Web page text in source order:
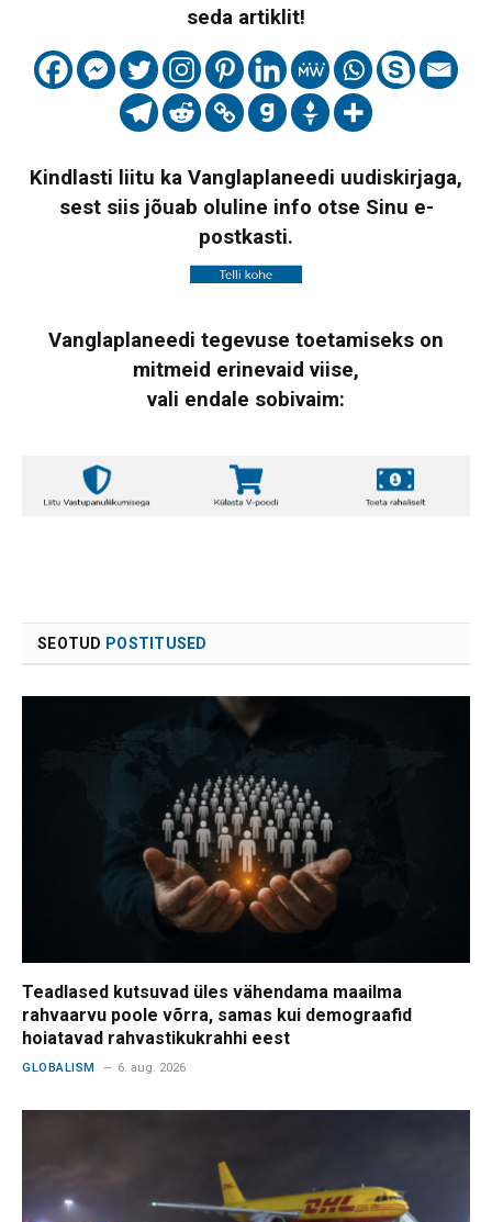
seda artiklit!
Kindlasti liitu ka Vanglaplaneedi uudiskirjaga,
sest siis jõuab oluline info otse Sinu e-
postkasti.
Vanglaplaneedi tegevuse toetamiseks on
mitmeid erinevaid viise,
vali endale sobivaim:
SEOTUD POSTITUSED
Teadlased kutsuvad üles vähendama maailma
rahvaarvu poole võrra, samas kui demograafid
hoiatavad rahvastikukrahhi eest
GLOBALISM 6. aug. 2026